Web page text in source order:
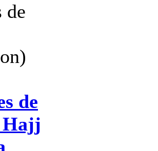
de
de
Hajj